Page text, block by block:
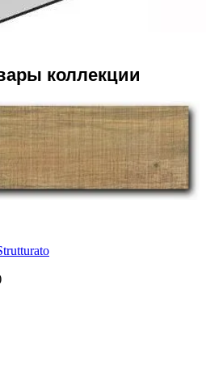
коллекции